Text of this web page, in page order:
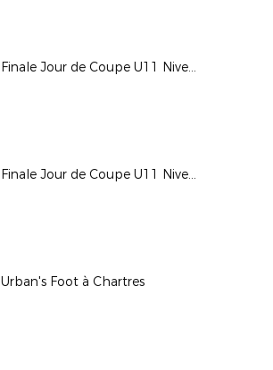
Finale Jour de Coupe U11 Niveau 3
Finale Jour de Coupe U11 Niveau 1
Urban's Foot à Chartres